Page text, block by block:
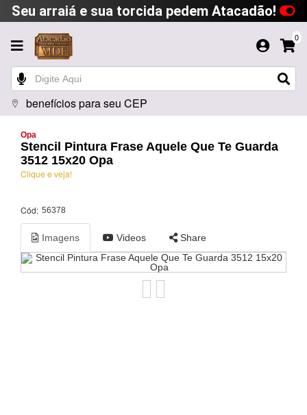
Seu arraiá e sua torcida pedem Atacadão!
0
benefícios para seu CEP
Opa
Stencil Pintura Frase Aquele Que Te Guarda
3512 15x20 Opa
Clique e veja!
Cód: 56378
Imagens Videos Share